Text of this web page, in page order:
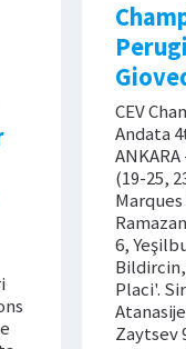
CEV
Andata
(19-25,
6,
Placi'.
Zaytsev